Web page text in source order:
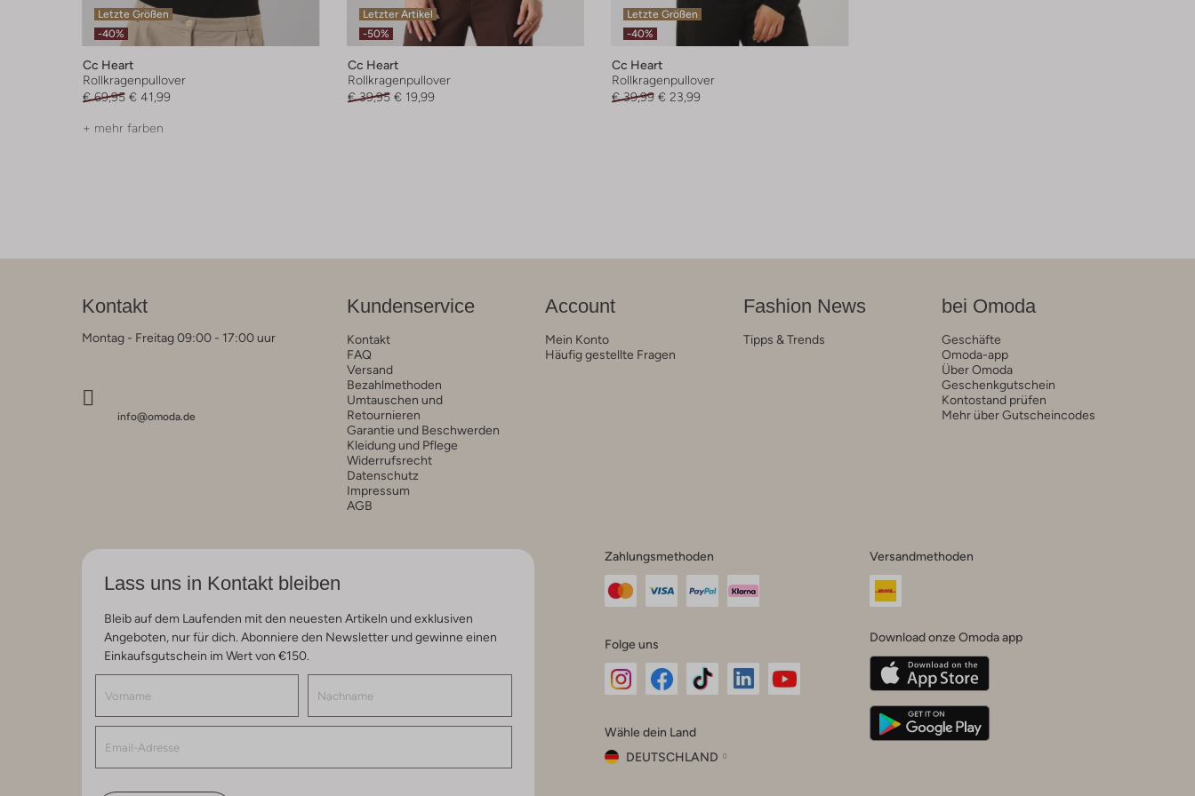
Letzte Größen
-40%
Cc Heart
Rollkragenpullover
€ 69,95 € 41,99
+ mehr farben
Letzter Artikel
-50%
Cc Heart
Rollkragenpullover
€ 39,95 € 19,99
Letzte Größen
-40%
Cc Heart
Rollkragenpullover
€ 39,99 € 23,99
Kontakt
Montag - Freitag 09:00 - 17:00 uur
info@omoda.de
Kundenservice
Kontakt
FAQ
Versand
Bezahlmethoden
Umtauschen und
Retournieren
Garantie und Beschwerden
Kleidung und Pflege
Widerrufsrecht
Datenschutz
Impressum
AGB
Account
Mein Konto
Häufig gestellte Fragen
Fashion News
Tipps & Trends
bei Omoda
Geschäfte
Omoda-app
Über Omoda
Geschenkgutschein
Kontostand prüfen
Mehr über Gutscheincodes
Lass uns in Kontakt bleiben
Bleib auf dem Laufenden mit den neuesten Artikeln und exklusiven
Angeboten, nur für dich. Abonniere den Newsletter und gewinne einen
Einkaufsgutschein im Wert von €150.
Zahlungsmethoden
Folge uns
Instagram
Facebook
TikTok
Wähle dein Land
DEUTSCHLAND
Versandmethoden
Download onze Omoda app